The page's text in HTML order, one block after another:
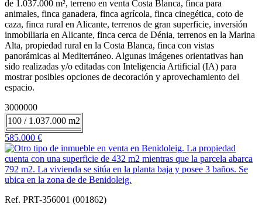
de 1.037.000 m², terreno en venta Costa Blanca, finca para
animales, finca ganadera, finca agrícola, finca cinegética, coto de
caza, finca rural en Alicante, terrenos de gran superficie, inversión
inmobiliaria en Alicante, finca cerca de Dénia, terrenos en la Marina
Alta, propiedad rural en la Costa Blanca, finca con vistas
panorámicas al Mediterráneo. Algunas imágenes orientativas han
sido realizadas y/o editadas con Inteligencia Artificial (IA) para
mostrar posibles opciones de decoración y aprovechamiento del
espacio.
3000000
100 / 1.037.000 m2
585.000 €
Ref. PRT-356001 (001862)